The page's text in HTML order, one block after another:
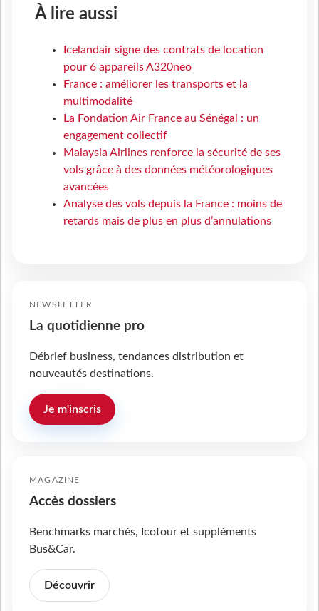
À lire aussi
Icelandair signe des contrats de location
pour 6 appareils A320neo
France : améliorer les transports et la
multimodalité
La Fondation Air France au Sénégal : un
engagement collectif
Malaysia Airlines renforce la sécurité de ses
vols grâce à des données météorologiques
avancées
Analyse des vols depuis la France : moins de
retards mais de plus en plus d’annulations
NEWSLETTER
La quotidienne pro
Débrief business, tendances distribution et
nouveautés destinations.
Je m'inscris
MAGAZINE
Accès dossiers
Benchmarks marchés, Icotour et suppléments
Bus&Car.
Découvrir